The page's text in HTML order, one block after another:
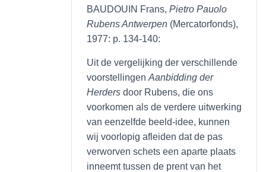
BAUDOUIN Frans, Pietro Pauolo
Rubens Antwerpen(Mercatorfonds),
1977: p. 134-140:
Uit de vergelijking der verschillende
voorstellingen Aanbidding der
Herdersdoor Rubens, die ons
voorkomen als de verdere uitwerking
van eenzelfde beeld-idee, kunnen
wij voorlopig afleiden dat de pas
verworven schets een aparte plaats
inneemt tussen de prent van het